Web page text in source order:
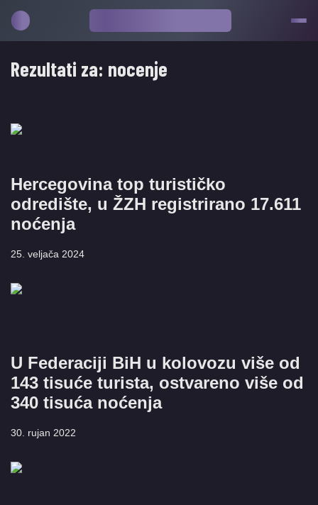
Rezultati za: nocenje
Hercegovina top turističko
odredište, u ŽZH registrirano 17.611
noćenja
25. veljača 2024
U Federaciji BiH u kolovozu više od
143 tisuće turista, ostvareno više od
340 tisuća noćenja
30. rujan 2022